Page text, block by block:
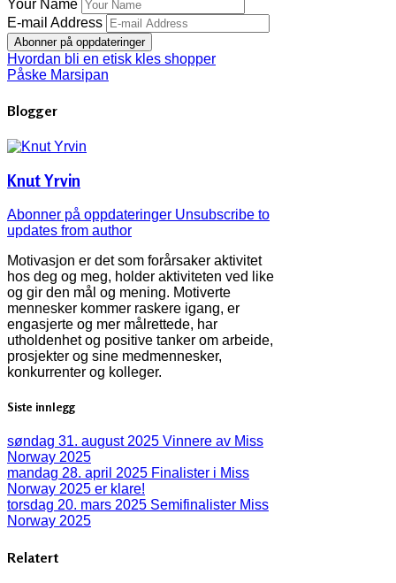
Your Name
E-mail Address
Abonner på oppdateringer
Hvordan bli en etisk kles shopper
Påske Marsipan
Blogger
Knut Yrvin
Abonner på oppdateringer Unsubscribe to
updates from author
Motivasjon er det som forårsaker aktivitet
hos deg og meg, holder aktiviteten ved like
og gir den mål og mening. Motiverte
mennesker kommer raskere igang, er
engasjerte og mer målrettede, har
utholdenhet og positive tanker om arbeide,
prosjekter og sine medmennesker,
konkurrenter og kolleger.
Siste innlegg
søndag 31. august 2025 Vinnere av Miss
Norway 2025
mandag 28. april 2025 Finalister i Miss
Norway 2025 er klare!
torsdag 20. mars 2025 Semifinalister Miss
Norway 2025
Relatert